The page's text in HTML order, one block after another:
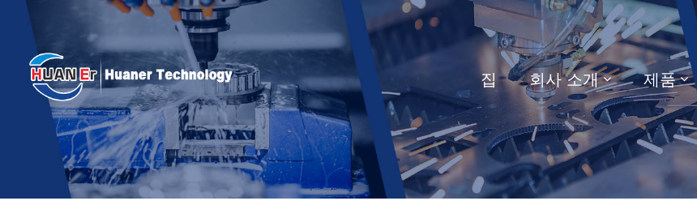
집 회사 소개 제품